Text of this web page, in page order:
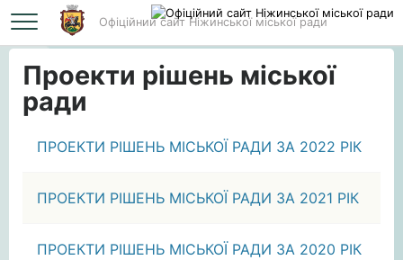
Офіційний сайт Ніжинської міської ради
Головна Проекти рішень міської ради
Проекти рішень міської
ради
ПРОЕКТИ РІШЕНЬ МІСЬКОЇ РАДИ ЗА 2022 РІК
ПРОЕКТИ РІШЕНЬ МІСЬКОЇ РАДИ ЗА 2021 РІК
ПРОЕКТИ РІШЕНЬ МІСЬКОЇ РАДИ ЗА 2020 РІК